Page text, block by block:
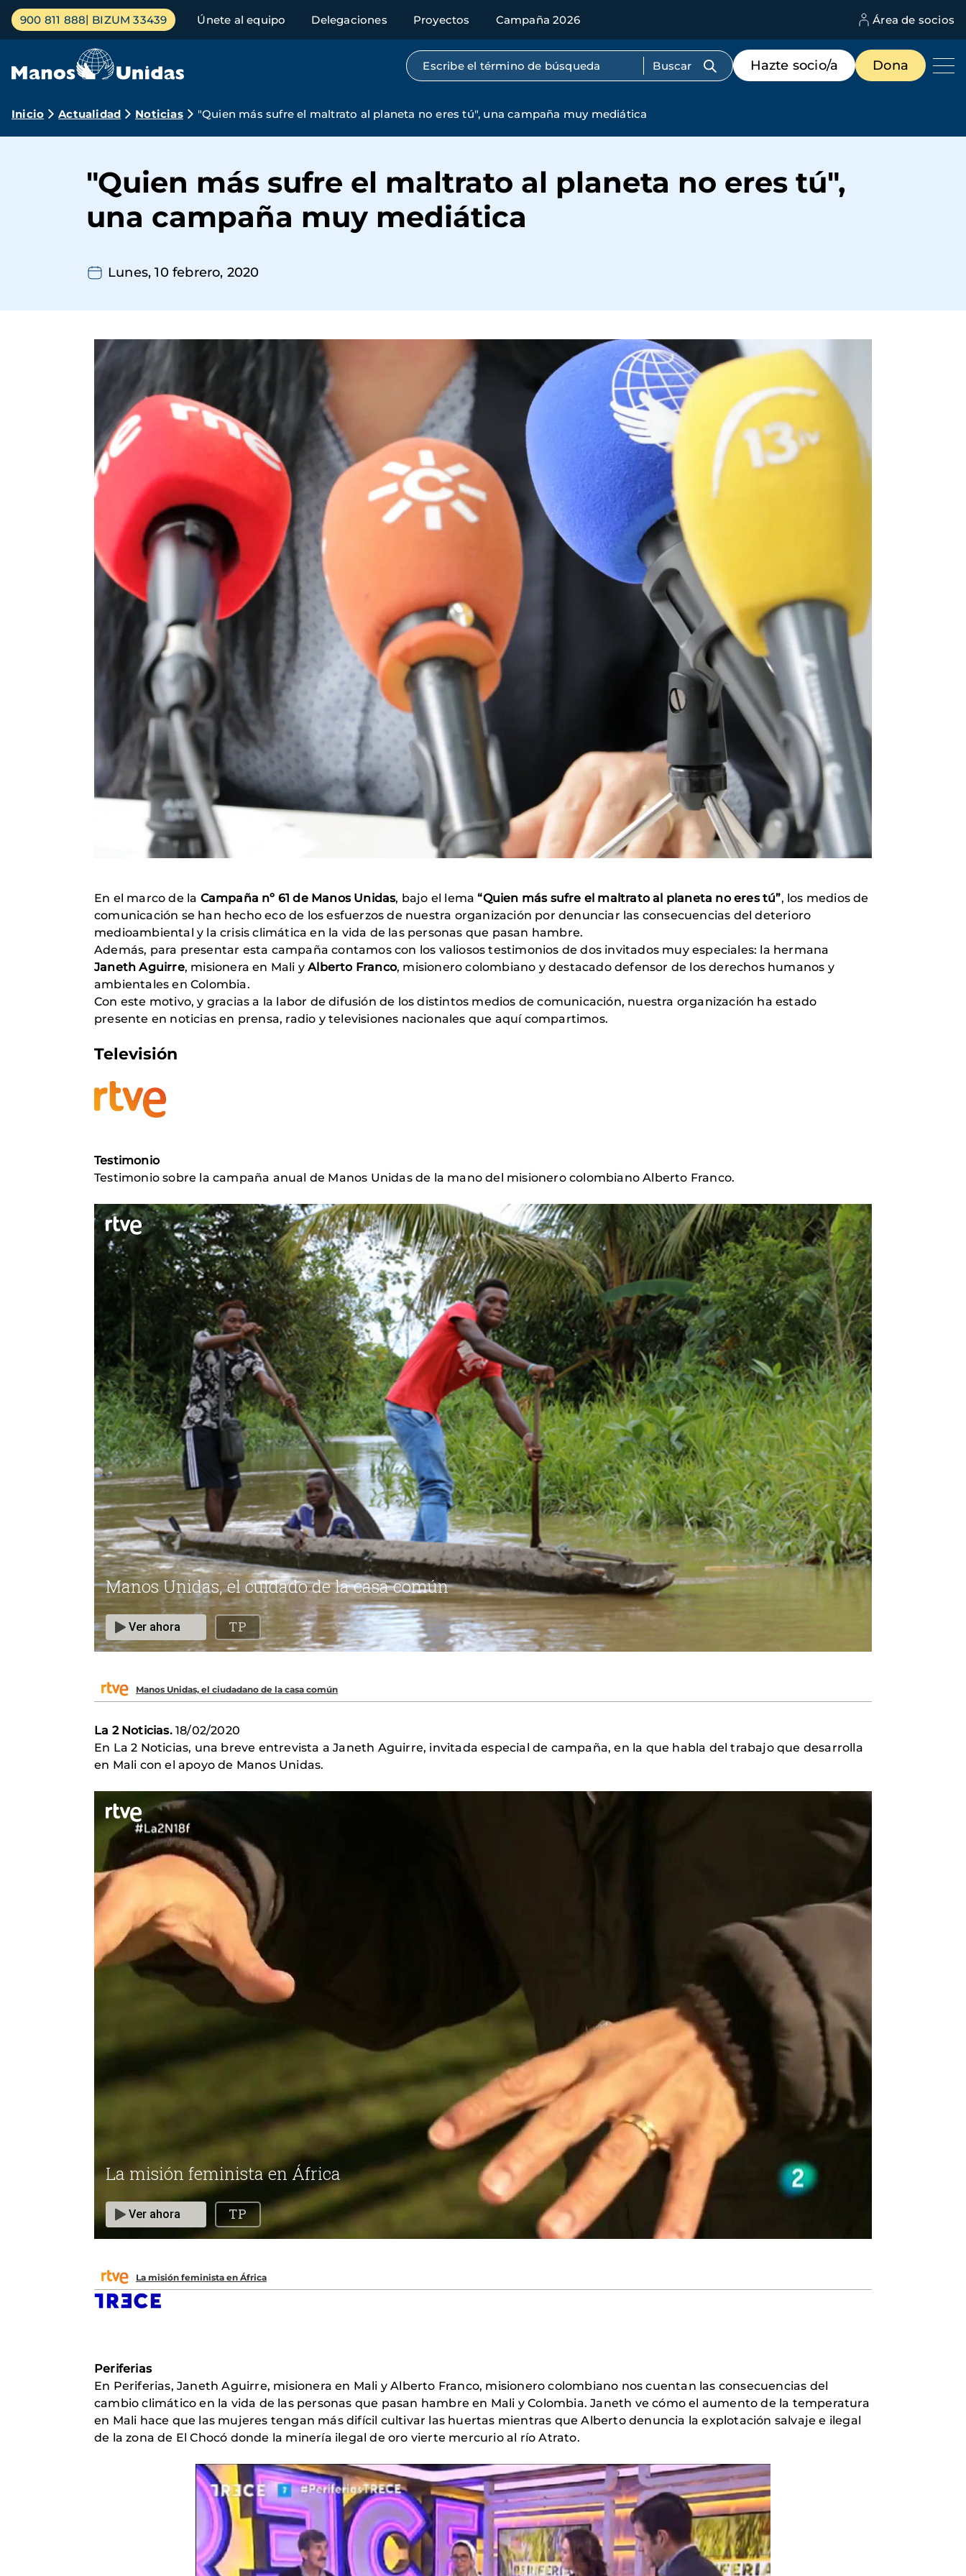
Pasar
contenido
Menú
principal
900 811 888 BIZUM 33439 Únete al equipo Delegaciones Proyectos Campaña 2026 Área de socios
Búsqueda por texto completo
Menú
de
destacados
Hazte socio/a Dona
Ruta
navegación
Inicio Actualidad Noticias "Quien más sufre el maltrato al planeta no eres tú", una campaña muy mediática
"Quien más sufre el maltrato al planeta no eres tú",
una campaña muy mediática
Lunes, 10 febrero, 2020
En el marco de la Campaña nº 61 de Manos Unidas, bajo el lema“Quien más sufre el maltrato al planeta no eres tú”, los medios de
comunicación se han hecho eco de los esfuerzos de nuestra organización por denunciar las consecuencias del deterioro
medioambiental y la crisis climática en la vida de las personas que pasan hambre.
Además, para presentar esta campaña contamos con los valiosos testimonios de dos invitados muy especiales: la hermana
Janeth Aguirre, misionera en Mali yAlberto Franco, misionero colombiano y destacado defensor de los derechos humanos y
ambientales en Colombia.
Con este motivo, y gracias a la labor de difusión de los distintos medios de comunicación, nuestra organización ha estado
presente en noticias en prensa, radio y televisiones nacionales que aquí compartimos.
Televisión
Testimonio
Testimonio sobre la campaña anual de Manos Unidas de la mano del misionero colombiano Alberto Franco.
Manos Unidas, el ciudadano de la casa común
La 2 Noticias. 18/02/2020
En La 2 Noticias, una breve entrevista a Janeth Aguirre, invitada especial de campaña, en la que habla del trabajo que desarrolla
en Mali con el apoyo de Manos Unidas.
La misión feminista en África
Periferias
En Periferias, Janeth Aguirre, misionera en Mali y Alberto Franco, misionero colombiano nos cuentan las consecuencias del
cambio climático en la vida de las personas que pasan hambre en Mali y Colombia. Janeth ve cómo el aumento de la temperatura
en Mali hace que las mujeres tengan más difícil cultivar las huertas mientras que Alberto denuncia la explotación salvaje e ilegal
de la zona de El Chocó donde la minería ilegal de oro vierte mercurio al río Atrato.